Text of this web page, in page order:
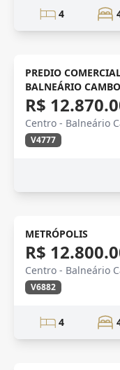
4
PREDIO
BALNEÁRIO
R$
Centro - Balneário
V4777
Novidade
METRÓPOLIS
R$
Centro - Balneário
V6882
4